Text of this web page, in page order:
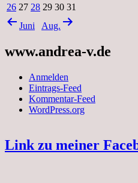
26 27 28 29 30 31
Juni
Aug.
www.andrea-v.de
Anmelden
Eintrags-Feed
Kommentar-Feed
WordPress.org
Link zu meiner